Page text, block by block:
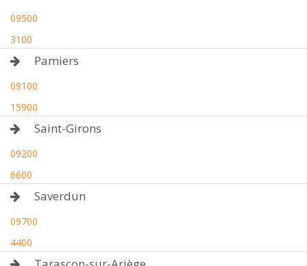
09500
3100
Pamiers
09100
15900
Saint-Girons
09200
6600
Saverdun
09700
4400